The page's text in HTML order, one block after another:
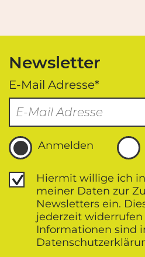
Newsletter
E-Mail Adresse*
Anmelden
Hiermit willige ich
meiner Daten zur
Newsletters ein.
jederzeit
Informationen sind